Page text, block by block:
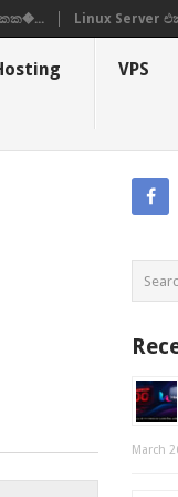
Linux Server
VPS
March